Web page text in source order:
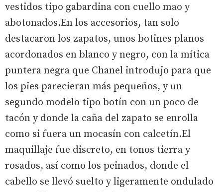
vestidos tipo gabardina con cuello mao y
abotonados.En los accesorios, tan solo
destacaron los zapatos, unos botines planos
acordonados en blanco y negro, con la mítica
puntera negra que Chanel introdujo para que
los pies parecieran más pequeños, y un
segundo modelo tipo botín con un poco de
tacón y donde la caña del zapato se enrolla
como si fuera un mocasín con calcetín.El
maquillaje fue discreto, en tonos tierra y
rosados, así como los peinados, donde el
cabello se llevó suelto y ligeramente ondulado